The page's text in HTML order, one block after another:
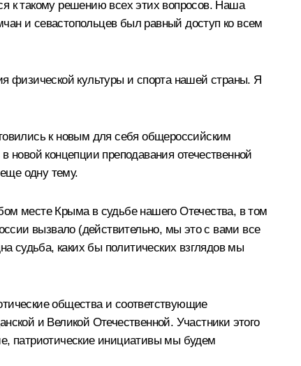
к такому решению всех этих вопросов. Наша
и севастопольцев был равный доступ ко всем
физической культуры и спорта нашей страны. Я
к новым для себя общероссийским
концепции преподавания отечественной
одну тему.
месте Крыма в судьбе нашего Отечества, в том
вызвало (действительно, мы это с вами все
судьба, каких бы политических взглядов мы
общества и соответствующие
и Великой Отечественной. Участники этого
патриотические инициативы мы будем